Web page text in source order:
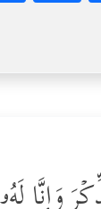
وَإِنَّا لَهُۥ